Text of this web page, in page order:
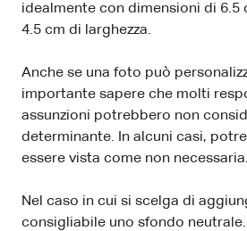
idealmente con dimensioni di 6.5
4.5 cm di larghezza.
Anche se una foto può
importante sapere che molti
assunzioni potrebbero non
determinante. In alcuni casi,
essere vista come non necessaria.
Nel caso in cui si scelga di
consigliabile uno sfondo